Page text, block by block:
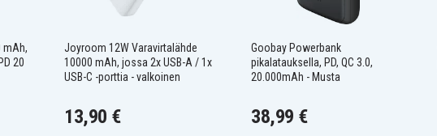
mAh,
20
Joyroom 12W Varavirtalähde
10000 mAh, jossa 2x USB-A / 1x
USB-C -porttia - valkoinen
13,90 €
Goobay Powerbank
pikalatauksella, PD, QC 3.0,
20.000mAh - Musta
38,99 €